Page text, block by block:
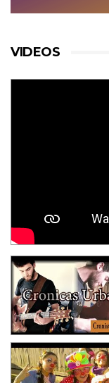
VIDEOS